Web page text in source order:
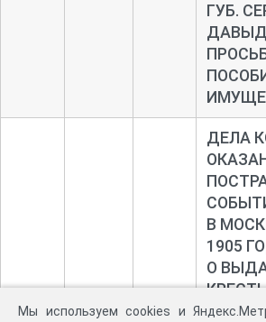
ГУБ.
497 1 2309
ДЕЛА
В
1905
О
Мы используем cookies и